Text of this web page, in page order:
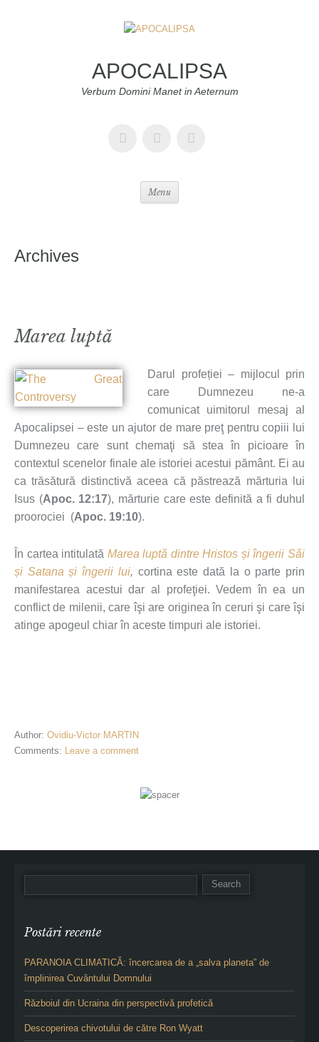
APOCALIPSA
Verbum Domini Manet in Aeternum
Menu
Archives
Marea luptă
Darul profeției – mijlocul prin
care Dumnezeu ne-a
comunicat uimitorul mesaj al
Apocalipsei – este un ajutor de mare preţ pentru copiii lui
Dumnezeu care sunt chemaţi să stea în picioare în
contextul scenelor finale ale istoriei acestui pământ. Ei au
ca trăsătură distinctivă aceea că păstrează mărturia lui
Isus (Apoc. 12:17), mărturie care este definită a fi duhul
proorociei (Apoc. 19:10).
În cartea intitulată Marea luptă dintre Hristos și îngerii Săi
și Satana și îngerii lui, cortina este dată la o parte prin
manifestarea acestui dar al profeţiei. Vedem în ea un
conflict de milenii, care îşi are originea în ceruri şi care îşi
atinge apogeul chiar în aceste timpuri ale istoriei.
Author: Ovidiu-Victor MARTIN
Comments: Leave a comment
Postări recente
PARANOIA CLIMATICĂ: încercarea de a „salva planeta” de
împlinirea Cuvântului Domnului
Războiul din Ucraina din perspectivă profetică
Descoperirea chivotului de către Ron Wyatt